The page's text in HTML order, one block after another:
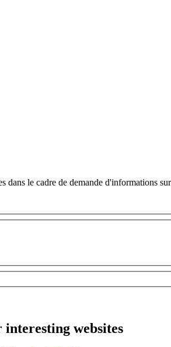
le cadre de demande d'informations
interesting websites